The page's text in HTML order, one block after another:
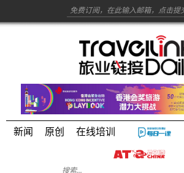
新闻 原创 在线培训